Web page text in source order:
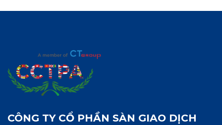
CÔNG TY CỔ PHẦN SÀN GIAO DỊCH